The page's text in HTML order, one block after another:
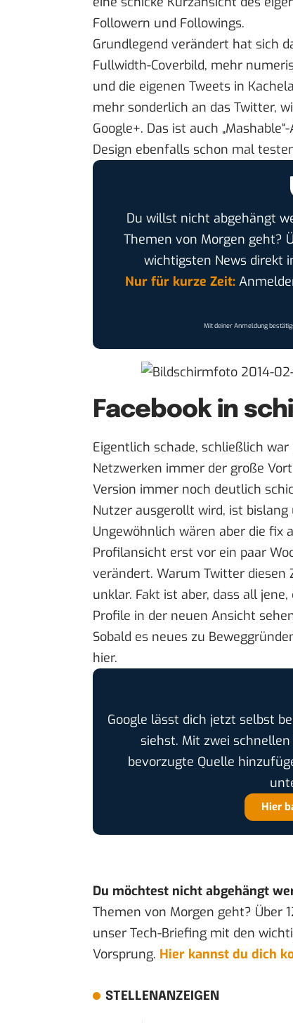
Followern und Followings.
Grundlegend verändert hat sich
Fullwidth-Coverbild, mehr
und die eigenen Tweets in
mehr sonderlich an das Twitter,
Google+. Das ist auch
Design ebenfalls schon mal
Du willst nicht abgehängt
Themen von Morgen geht?
wichtigsten News direkt
Nur für kurze Zeit:
Mit deiner Anmeldung
Facebook in
Eigentlich schade, schließlich
Netzwerken immer der große
Version immer noch deutlich
Nutzer ausgerollt wird, ist
Ungewöhnlich wären aber die fix
Profilansicht erst vor ein paar
verändert. Warum Twitter
unklar. Fakt ist aber, dass all
Profile in der neuen Ansicht
Sobald es neues zu
hier.
Google lässt dich jetzt selbst
siehst. Mit zwei
bevorzugte Quelle
Hier
Du möchtest nicht abgehängt
Themen von Morgen geht? Über
unser Tech-Briefing mit den
Vorsprung. Hier kannst du dich
STELLENANZEIGEN